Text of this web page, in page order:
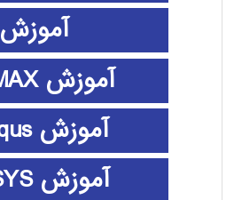
آموزش
آموزش 3D MAX
آموزش abaqus
آموزش ANSYS